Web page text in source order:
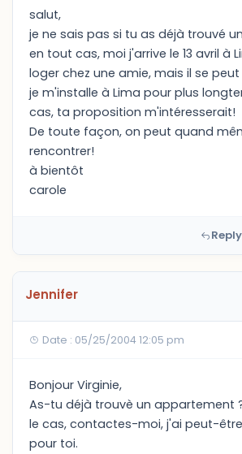
salut,
je ne sais pas si tu as déjà trouvé
en tout cas, moi j'arrive le 13 avril à
loger chez une amie, mais il se
je m'installe à Lima pour plus
cas, ta proposition m'intéresserait!
De toute façon, on peut quand
rencontrer!
à bientôt
carole
Jennifer
Date : 05/25/2004 12:05 pm
Bonjour Virginie,
As-tu déjà trouvè un appartement
le cas, contactes-moi, j'ai peut-
pour toi.